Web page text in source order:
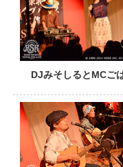
DJみそしるとMCご